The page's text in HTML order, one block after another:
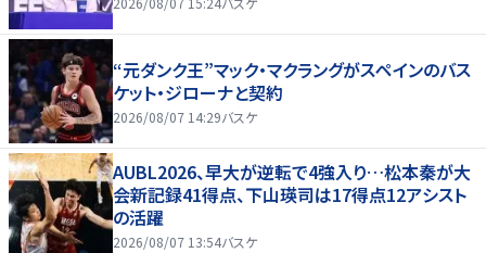
“元ダンク王”マック・マクラングがスペインのバス
ケット・ジローナと契約
2026/08/07 14:29バスケ
AUBL2026、早大が逆転で4強入り…松本秦が大
会新記録41得点、下山瑛司は17得点12アシスト
の活躍
2026/08/07 13:54バスケ